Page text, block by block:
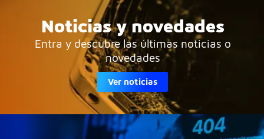
Noticias y novedades
Entra y descubre las últimas noticias o
novedades
Ver noticias